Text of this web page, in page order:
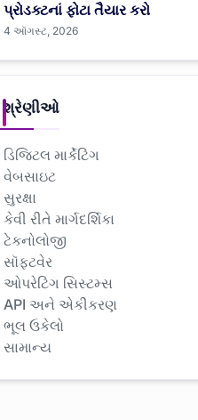
પ્રોડક્ટનાં ફોટા તૈયાર કરો
4 ઑગસ્ટ, 2026
શ્રેણીઓ
ડિજિટલ માર્કેટિંગ
વેબસાઇટ
સુરક્ષા
કેવી રીતે માર્ગદર્શિકા
ટેકનોલોજી
સૉફ્ટવેર
ઓપરેટિંગ સિસ્ટમ્સ
API અને એકીકરણ
ભૂલ ઉકેલો
સામાન્ય